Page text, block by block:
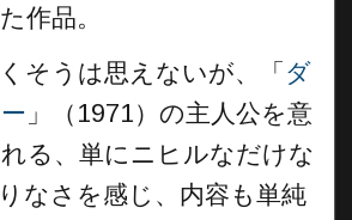
作品。
そうは思えないが、「 ダ
」（1971）の主人公を意
る、単にニヒルなだけな
なさを感じ、内容も単純